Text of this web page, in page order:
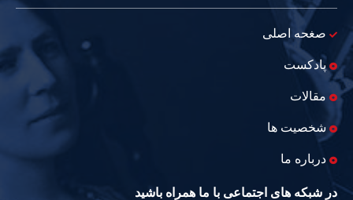
صغحه اصلی
پادکست
مقالات
شخصیت ها
درباره ما
در شبکه های اجتماعی با ما همراه باشید